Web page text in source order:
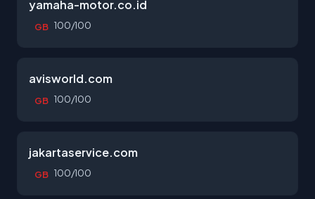
yamaha-motor.co.id
GB 100/100
avisworld.com
GB 100/100
jakartaservice.com
GB 100/100